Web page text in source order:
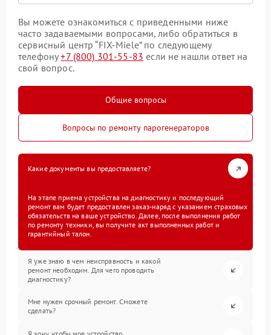
Вы можете ознакомиться с приведенными ниже
часто задаваемыми вопросами, либо обратиться в
сервисный центр “FIX-Miele” по следующему
телефону+7 (800) 301-55-83 если не нашли ответ на
свой вопрос.
Общие вопросы
Вопросы по ремонту парогенераторов
Какие документы вы предоставляете?
На этапе приема устройства на диагностику и последующий
ремонт вам будет предоставлен заказ-наряд с указанием страховых
обязательств на ваше устройство. Далее, после выполнения работ
по ремонту техники, вы получите акт выполненных работ и
гарантийный талон.
Я уже знаю в чем неисправность и какой
ремонт необходим. Для чего проводить
диагностику?
Мне нужен срочный ремонт. Сможете
сделать?
Я хочу, чтобы мое устройство